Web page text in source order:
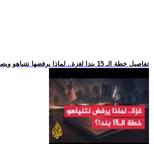
.. تفاصيل خطة الـ 15 بندا لغزة.. لماذا يرفضها نتنياهو ويصطدم مع